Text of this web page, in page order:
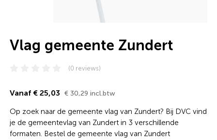
Vlag gemeente Zundert
(0 reviews)
Vanaf € 25,03 € 30,29 incl.btw
Op zoek naar de gemeente vlag van Zundert? Bij DVC vind
je de gemeentevlag van Zundert in 3 verschillende
formaten. Bestel de gemeente vlag van Zundert